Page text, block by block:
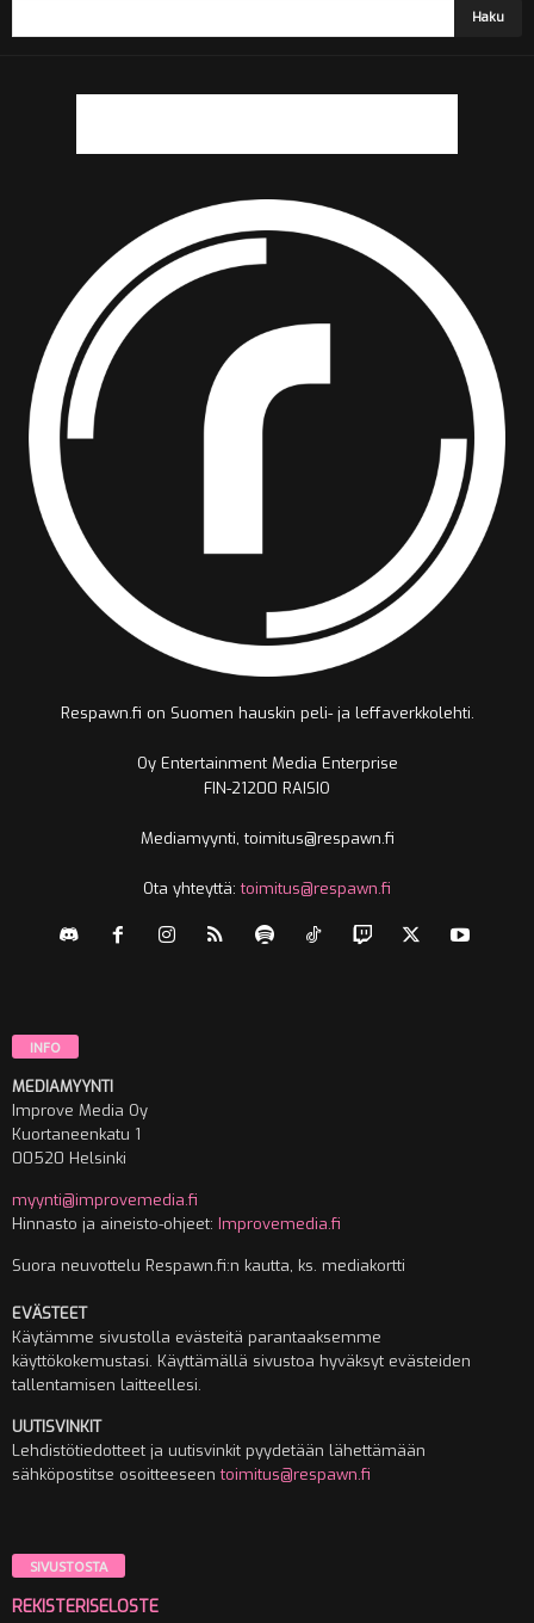
Respawn.fi on Suomen hauskin peli- ja leffaverkkolehti.
Oy Entertainment Media Enterprise
FIN-21200 RAISIO
Mediamyynti, toimitus@respawn.fi
Ota yhteyttä:toimitus@respawn.fi
INFO
MEDIAMYYNTI
Improve Media Oy
Kuortaneenkatu 1
00520 Helsinki
myynti@improvemedia.fi
Hinnasto ja aineisto-ohjeet: Improvemedia.fi
Suora neuvottelu Respawn.fi:n kautta, ks. mediakortti
EVÄSTEET
Käytämme sivustolla evästeitä parantaaksemme
käyttökokemustasi. Käyttämällä sivustoa hyväksyt evästeiden
tallentamisen laitteellesi.
UUTISVINKIT
Lehdistötiedotteet ja uutisvinkit pyydetään lähettämään
sähköpostitse osoitteeseentoimitus@respawn.fi
SIVUSTOSTA
REKISTERISELOSTE